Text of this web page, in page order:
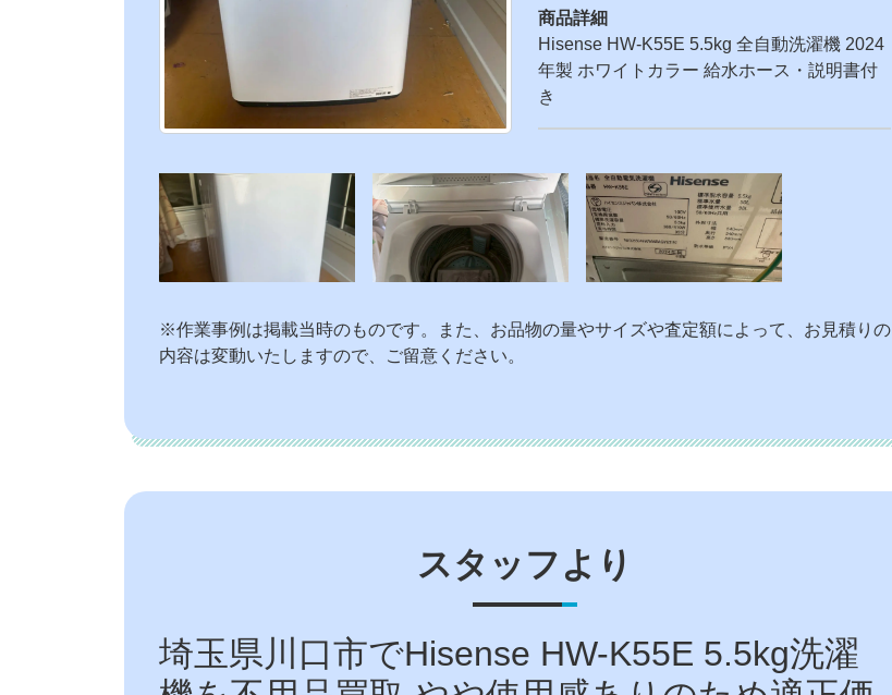
商品詳細
Hisense HW-K55E 5.5kg 全自動洗濯機 2024
年製 ホワイトカラー 給水ホース・説明書付
き
※作業事例は掲載当時のものです。また、お品物の量やサイズや査定額によって、お見積りの
内容は変動いたしますので、ご留意ください。
スタッフより
埼玉県川口市でHisense HW-K55E 5.5kg洗濯